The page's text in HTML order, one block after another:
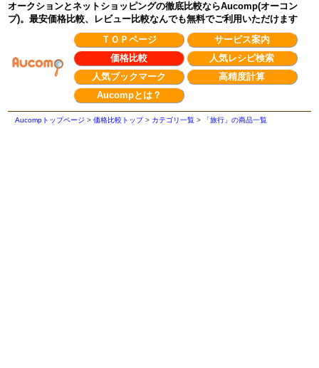
オークションとネットショッピングの徹底比較ならAucomp(オーコン
プ)。最安価格比較、レビュー比較なんでも無料でご利用いただけます
ＴＯＰページ
サービス案内
価格比較
人気レシピ検索
人気ブックマーク
高精度計算
Aucompとは？
Aucompトップページ >価格比較トップ> カテゴリ一覧 > 「旅行」の商品一覧